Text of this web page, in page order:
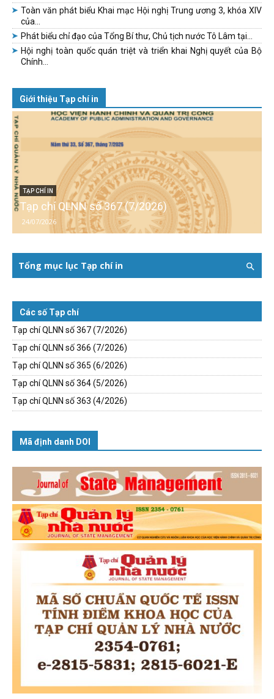
Toàn văn phát biểu Khai mạc Hội nghị Trung ương 3, khóa XIV
của...
Phát biểu chỉ đạo của Tổng Bí thư, Chủ tịch nước Tô Lâm tại...
Hội nghị toàn quốc quán triệt và triển khai Nghị quyết của Bộ
Chính...
Giới thiệu Tạp chí in
TẠP CHÍ IN
Tạp chí QLNN số 367 (7/2026)
24/07/2026
Tổng mục lục Tạp chí in
Các số Tạp chí
Tạp chí QLNN số 367 (7/2026)
Tạp chí QLNN số 366 (7/2026)
Tạp chí QLNN số 365 (6/2026)
Tạp chí QLNN số 364 (5/2026)
Tạp chí QLNN số 363 (4/2026)
Mã định danh DOI